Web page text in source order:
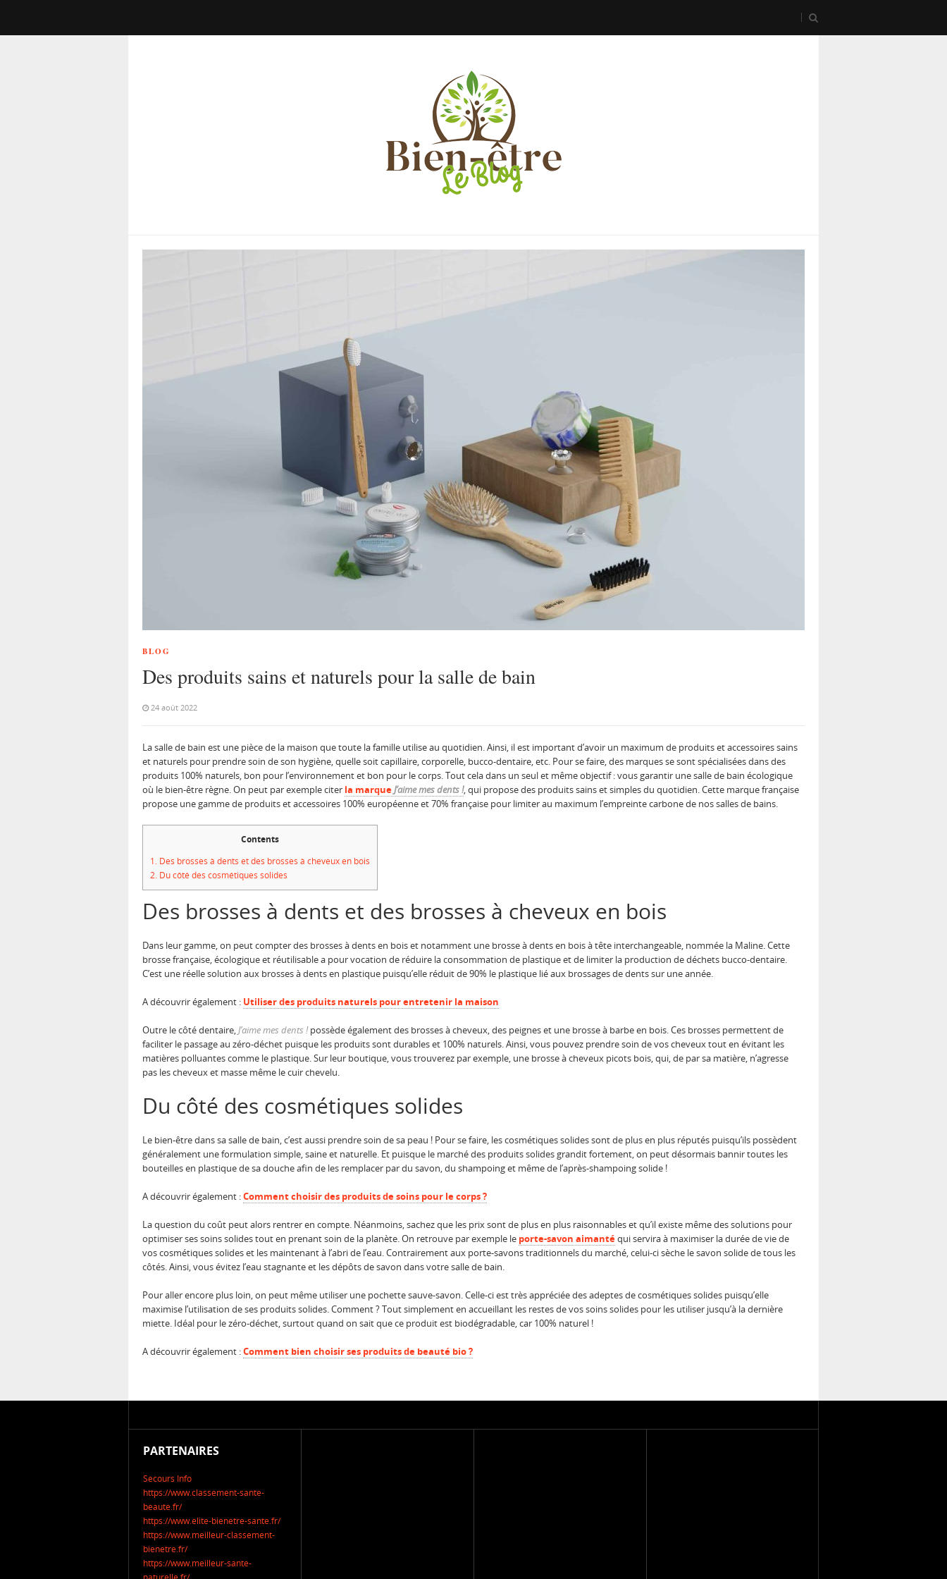
BLOG
Des produits sains et naturels pour la salle de bain
24 août 2022
La salle de bain est une pièce de la maison que toute la famille utilise au quotidien. Ainsi, il est important d’avoir un maximum de produits et accessoires sains
et naturels pour prendre soin de son hygiène, quelle soit capillaire, corporelle, bucco-dentaire, etc. Pour se faire, des marques se sont spécialisées dans des
produits 100% naturels, bon pour l’environnement et bon pour le corps. Tout cela dans un seul et même objectif : vous garantir une salle de bain écologique
où le bien-être règne. On peut par exemple citer la marqueJ’aime mes dents !, qui propose des produits sains et simples du quotidien. Cette marque française
propose une gamme de produits et accessoires 100% européenne et 70% française pour limiter au maximum l’empreinte carbone de nos salles de bains.
Contents
1. Des brosses à dents et des brosses à cheveux en bois
2. Du côté des cosmétiques solides
Des brosses à dents et des brosses à cheveux en bois
Dans leur gamme, on peut compter des brosses à dents en bois et notamment une brosse à dents en bois à tête interchangeable, nommée la Maline. Cette
brosse française, écologique et réutilisable a pour vocation de réduire la consommation de plastique et de limiter la production de déchets bucco-dentaire.
C’est une réelle solution aux brosses à dents en plastique puisqu’elle réduit de 90% le plastique lié aux brossages de dents sur une année.
A découvrir également : Utiliser des produits naturels pour entretenir la maison
Outre le côté dentaire,J’aime mes dents !possède également des brosses à cheveux, des peignes et une brosse à barbe en bois. Ces brosses permettent de
faciliter le passage au zéro-déchet puisque les produits sont durables et 100% naturels. Ainsi, vous pouvez prendre soin de vos cheveux tout en évitant les
matières polluantes comme le plastique. Sur leur boutique, vous trouverez par exemple, une brosse à cheveux picots bois, qui, de par sa matière, n’agresse
pas les cheveux et masse même le cuir chevelu.
Du côté des cosmétiques solides
Le bien-être dans sa salle de bain, c’est aussi prendre soin de sa peau ! Pour se faire, les cosmétiques solides sont de plus en plus réputés puisqu’ils possèdent
généralement une formulation simple, saine et naturelle. Et puisque le marché des produits solides grandit fortement, on peut désormais bannir toutes les
bouteilles en plastique de sa douche afin de les remplacer par du savon, du shampoing et même de l’après-shampoing solide !
A découvrir également :Comment choisir des produits de soins pour le corps ?
La question du coût peut alors rentrer en compte. Néanmoins, sachez que les prix sont de plus en plus raisonnables et qu’il existe même des solutions pour
optimiser ses soins solides tout en prenant soin de la planète. On retrouve par exemple le porte-savon aimantéqui servira à maximiser la durée de vie de
vos cosmétiques solides et les maintenant à l’abri de l’eau. Contrairement aux porte-savons traditionnels du marché, celui-ci sèche le savon solide de tous les
côtés. Ainsi, vous évitez l’eau stagnante et les dépôts de savon dans votre salle de bain.
Pour aller encore plus loin, on peut même utiliser une pochette sauve-savon. Celle-ci est très appréciée des adeptes de cosmétiques solides puisqu’elle
maximise l’utilisation de ses produits solides. Comment ? Tout simplement en accueillant les restes de vos soins solides pour les utiliser jusqu’à la dernière
miette. Idéal pour le zéro-déchet, surtout quand on sait que ce produit est biodégradable, car 100% naturel !
A découvrir également :Comment bien choisir ses produits de beauté bio ?
PARTENAIRES
Secours Info
https://www.classement-sante-
beaute.fr/
https://www.elite-bienetre-sante.fr/
https://www.meilleur-classement-
bienetre.fr/
https://www.meilleur-sante-